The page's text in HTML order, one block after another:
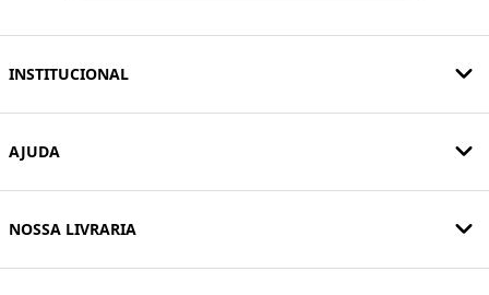
INSTITUCIONAL
AJUDA
NOSSA LIVRARIA